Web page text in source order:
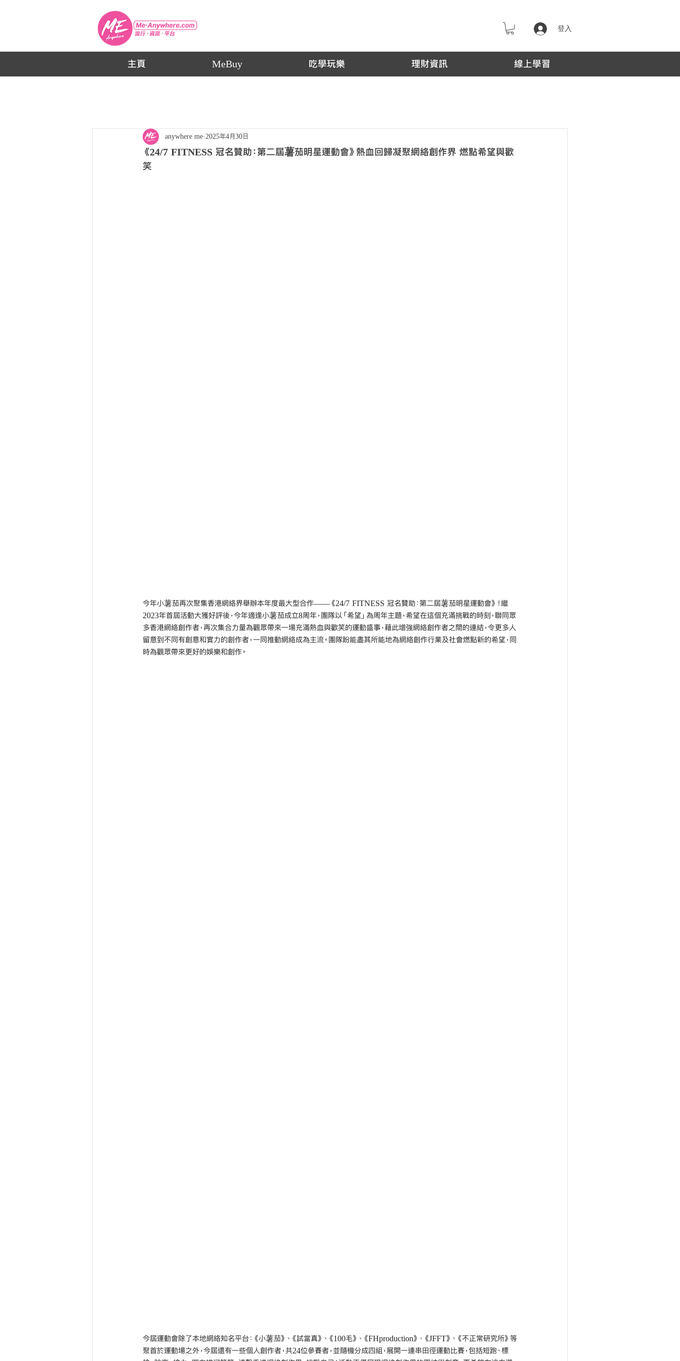
登入
主頁 MeBuy 吃學玩樂 理財資訊 線上學習
《24/7 FITNESS 冠名贊助：第二屆薯茄明星運動會》熱血回歸凝聚網絡創作界 燃點希望與歡
笑
anywhere me 2025年4月30日
今年小薯茄再次聚集香港網絡界舉辦本年度最大型合作——《24/7 FITNESS 冠名贊助：第二屆薯茄明星運動會》！繼
2023年首屆活動大獲好評後，今年適逢小薯茄成立8周年，團隊以「希望」為周年主題，希望在這個充滿挑戰的時刻，聯同眾
多香港網絡創作者，再次集合力量為觀眾帶來一場充滿熱血與歡笑的運動盛事，藉此增強網絡創作者之間的連結，令更多人
留意到不同有創意和實力的創作者，一同推動網絡成為主流。團隊盼能盡其所能地為網絡創作行業及社會燃點新的希望，同
時為觀眾帶來更好的娛樂和創作。
今屆運動會除了本地網絡知名平台：《小薯茄》、《試當真》、《100毛》、《FHproduction》、《JFFT》、《不正常研究所》等
聚首於運動場之外，今屆還有一些個人創作者，共24位參賽者，並隨機分成四組，展開一連串田徑運動比賽，包括短跑、標